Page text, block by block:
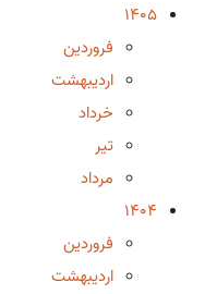
1405
فروردین
اردیبهشت
خرداد
تیر
مرداد
1404
فروردین
اردیبهشت